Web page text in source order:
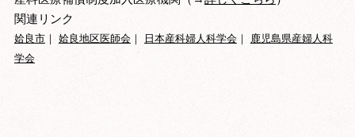
関連リンク
姶良市｜ 姶良地区医師会｜ 日本産科婦人科学会｜ 鹿児島県産婦人科
学会